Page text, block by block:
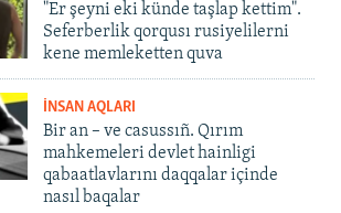
"Er şeyni eki künde taşlap kettim".
Seferberlik qorqusı rusiyelilerni
kene memleketten quva
İNSAN AQLARI
Bir an – ve casussıñ. Qırım
mahkemeleri devlet hainligi
qabaatlavlarını daqqalar içinde
nasıl baqalar